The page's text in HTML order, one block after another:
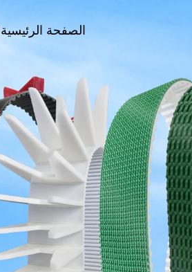
الصفحة الرئيسية